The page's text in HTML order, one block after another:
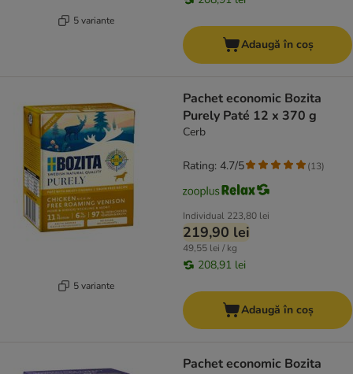
5 variante
Adaugă în coș
5 variante
Pachet economic Bozita
Purely Paté 12 x 370 g
Cerb
Individual 223,80 lei
219,90 lei
49,55 lei / kg
208,91 lei
Rating: 4.7/5 (13)
Adaugă în coș
Pachet economic Bozita